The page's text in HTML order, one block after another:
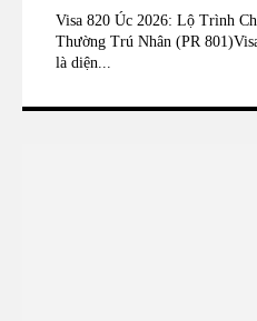
Visa 820 Úc 2026: Lộ Trình
Thường Trú Nhân (PR
là diện...